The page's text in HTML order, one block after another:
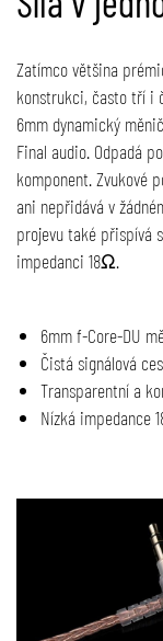
Zatímco většina
konstrukci, často tří i
6mm dynamický
Final audio. Odpadá
komponent. Zvukové
ani nepřidává v
projevu také přispívá
impedanci 18Ω.
6mm f-Core-DU
Čistá signálová
Transparentní a
Nízká impedance